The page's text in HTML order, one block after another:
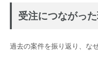
受注につながっ
過去の案件を振り返り、な